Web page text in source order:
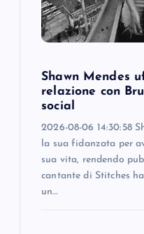
Shawn Mendes
relazione con
social
2026-08-06 14:30:58
la sua fidanzata per
sua vita, rendendo
cantante di Stitches
un…